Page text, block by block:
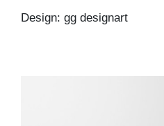
Design: gg designart